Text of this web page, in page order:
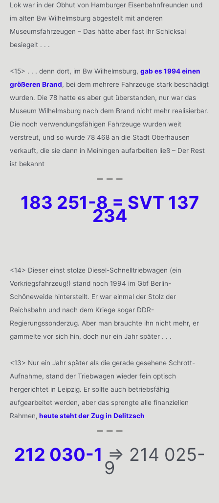
Lok war in der Obhut von Hamburger Eisenbahnfreunden und
im alten Bw Wilhelmsburg abgestellt mit anderen
Museumsfahrzeugen – Das hätte aber fast ihr Schicksal
besiegelt . . .
<15> . . . denn dort, im Bw Wilhelmsburg, gab es 1994 einen
größeren Brand, bei dem mehrere Fahrzeuge stark beschädigt
wurden. Die 78 hatte es aber gut überstanden, nur war das
Museum Wilhelmsburg nach dem Brand nicht mehr realisierbar.
Die noch verwendungsfähigen Fahrzeuge wurden weit
verstreut, und so wurde 78 468 an die Stadt Oberhausen
verkauft, die sie dann in Meiningen aufarbeiten ließ – Der Rest
ist bekannt
– – –
183 251-8 = SVT 137
234
<14> Dieser einst stolze Diesel-Schnelltriebwagen (ein
Vorkriegsfahrzeug!) stand noch 1994 im Gbf Berlin-
Schöneweide hinterstellt. Er war einmal der Stolz der
Reichsbahn und nach dem Kriege sogar DDR-
Regierungssonderzug. Aber man brauchte ihn nicht mehr, er
gammelte vor sich hin, doch nur ein Jahr später . . .
<13> Nur ein Jahr später als die gerade gesehene Schrott-
Aufnahme, stand der Triebwagen wieder fein optisch
hergerichtet in Leipzig. Er sollte auch betriebsfähig
aufgearbeitet werden, aber das sprengte alle finanziellen
Rahmen, heute steht der Zug in Delitzsch
– – –
212 030-1 => 214 025-
9